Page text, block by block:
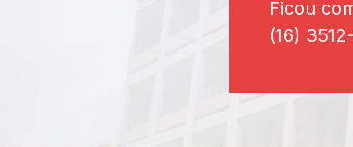
Ficou
(16)